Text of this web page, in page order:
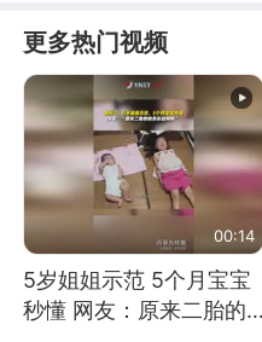
更多热门视频
00:14
5岁姐姐示范 5个月宝宝
秒懂 网友：原来二胎的